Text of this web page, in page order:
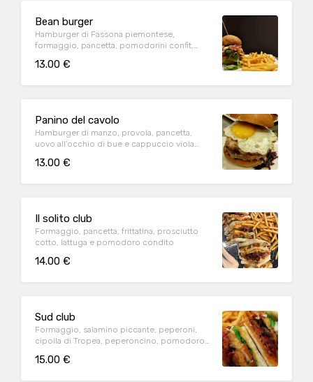
Bean burger
Hamburger di Fassona piemontese,
formaggio, pancetta, pomodorini confit,
13.00 €
Panino del cavolo
Hamburger di manzo, provola, pancetta,
uovo all'occhio di bue e cappuccio viola
13.00 €
Il solito club
Formaggio, pancetta, frittatina, prosciutto
cotto, lattuga e pomodoro condito
14.00 €
Sud club
Formaggio, salamino piccante, peperoni,
cipolla di Tropea, peperoncino, pomodoro
15.00 €